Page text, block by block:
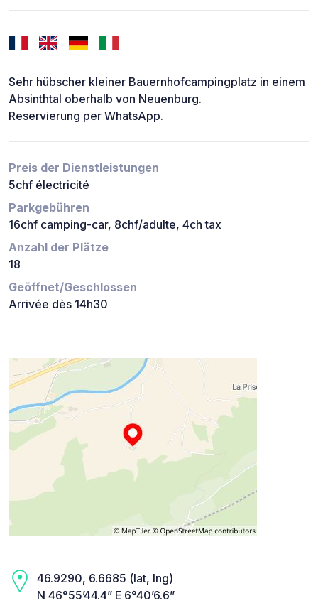
Sehr hübscher kleiner Bauernhofcampingplatz in einem
Absinthtal oberhalb von Neuenburg.
Reservierung per WhatsApp.
Preis der Dienstleistungen
5chf électricité
Parkgebühren
16chf camping-car, 8chf/adulte, 4ch tax
Anzahl der Plätze
18
Geöffnet/Geschlossen
Arrivée dès 14h30
46.9290, 6.6685 (lat, lng)
N 46°55’44.4” E 6°40’6.6”